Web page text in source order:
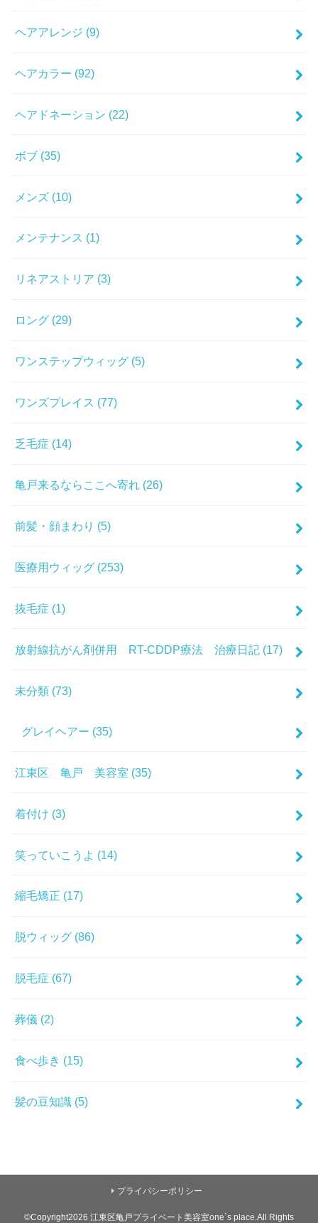
ヘアアレンジ (9)
ヘアカラー (92)
ヘアドネーション (22)
ボブ (35)
メンズ (10)
メンテナンス (1)
リネアストリア (3)
ロング (29)
ワンステップウィッグ (5)
ワンズプレイス (77)
乏毛症 (14)
亀戸来るならここへ寄れ (26)
前髪・顔まわり (5)
医療用ウィッグ (253)
抜毛症 (1)
放射線抗がん剤併用 RT-CDDP療法 治療日記 (17)
未分類 (73)
グレイヘアー (35)
江東区 亀戸 美容室 (35)
着付け (3)
笑っていこうよ (14)
縮毛矯正 (17)
脱ウィッグ (86)
脱毛症 (67)
葬儀 (2)
食べ歩き (15)
髪の豆知識 (5)
プライバシーポリシー
©Copyright2026 江東区亀戸プライベート美容室one`s place.All Rights